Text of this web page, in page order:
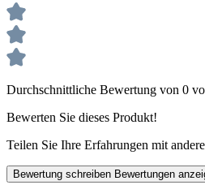
Durchschnittliche Bewertung von 0
Bewerten Sie dieses Produkt!
Teilen Sie Ihre Erfahrungen mit
Bewertung schreiben Bewertungen